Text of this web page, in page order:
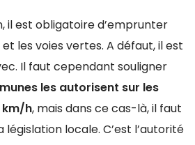
il est obligatoire d’emprunter
les voies vertes. A défaut, il est
Il faut cependant souligner
les autorisent sur les
km/h, mais dans ce cas-là, il faut
législation locale. C’est l’autorité